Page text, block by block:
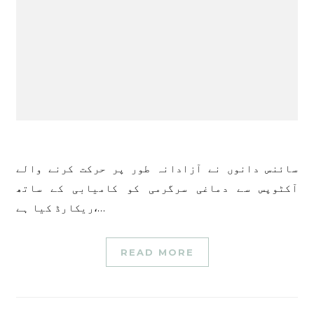
سائنس دانوں نے آزادانہ طور پر حرکت کرنے والے
آکٹوپس سے دماغی سرگرمی کو کامیابی کے ساتھ
ریکارڈ کیا ہے،…
READ MORE